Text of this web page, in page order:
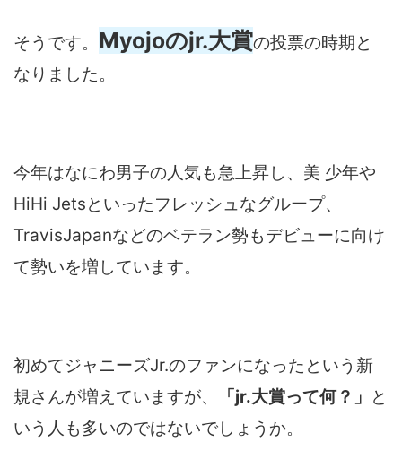
そうです。 Myojoのjr.大賞の投票の時期と
なりました。
今年はなにわ男子の人気も急上昇し、美 少年や
HiHi Jetsといったフレッシュなグループ、
TravisJapanなどのベテラン勢もデビューに向け
て勢いを増しています。
初めてジャニーズJr.のファンになったという新
規さんが増えていますが、
「jr.大賞って何？」 と
いう人も多いのではないでしょうか。